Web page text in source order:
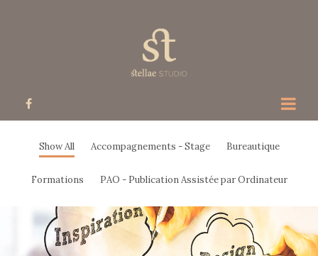
Toggle
Show All Accompagnements - Stage Bureautique
Formations PAO - Publication Assistée par Ordinateur